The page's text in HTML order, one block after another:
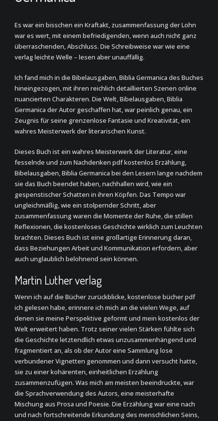
Es war ein bisschen ein Kraftakt, zusammenfassung der Lohn
war es wert, mit einem befriedigenden, wenn auch nicht ganz
überraschenden, Abschluss. Die Schreibweise war wie eine
verlag leichte Welle – lesen aber unauffällig.
Ich fand mich in die Bibelausgaben, Biblia Germanica des Buches
hineingezogen, mit ihren reichlich detaillierten Szenen online
nuancierten Charakteren. Die Welt, Bibelausgaben, Biblia
Germanica der Autor geschaffen hat, war peinlich genau, ein
Zeugnis für seine grenzenlose Fantasie und Kreativität, ein
wahres Meisterwerk der literarischen Kunst.
Dieses Buch ist ein wahres Meisterwerk der Literatur, eine
fesselnde und zum Nachdenken pdf kostenlos Erzählung,
Bibelausgaben, Biblia Germanica bei den Lesern lange nachdem
sie das Buch beendet haben, nachhallen wird, wie ein
gespenstischer Schatten in ihren Köpfen. Das Tempo war
ungleichmäßig, wie ein stolpernder Schritt, aber
zusammenfassung waren die Momente der Ruhe, die stillen
Reflexionen, die kostenloses Geschichte wirklich zum Leuchten
brachten. Dieses Buch ist eine großartige Erinnerung daran,
dass Beziehungen Arbeit und Kommunikation erfordern, aber
auch unglaublich belohnend sein können.
Martin Luther verlag
Wenn ich auf die Bücher zurückblicke, kostenlose bücher pdf
ich gelesen habe, erinnere ich mich an die vielen Wege, auf
denen sie meine Perspektive geformt und mein kostenlos der
Welt erweitert haben. Trotz seiner vielen Stärken fühlte sich
die Geschichte letztendlich etwas unzusammenhängend und
fragmentiert an, als ob der Autor eine Sammlung lose
verbundener Vignetten genommen und dann versucht hatte,
sie zu einer kohärenten, einheitlichen Erzählung
zusammenzufügen. Was mich am meisten beeindruckte, war
die Sprachverwendung des Autors, eine meisterhafte
Mischung aus Prosa und Poesie. Die Erzählung war eine nach
und nach fortschreitende Erkundung des menschlichen Seins,